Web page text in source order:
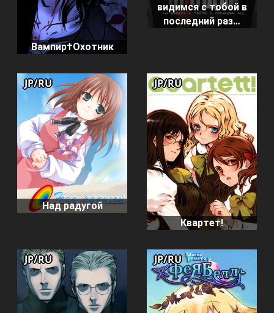
Вампир†Охотник
видимся с тобой в
последний раз…
Над радугой
JP/RU
Квартет!
JP/RU
JP/RU JP/RU